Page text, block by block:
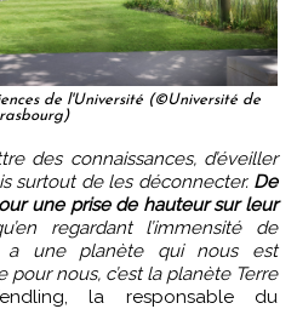
de l'Université (©Université de
surtout de les déconnecter. De
une prise de hauteur sur leur
regardant l’immensité de
a une planète qui nous est
nous, c’est la planète Terre
la responsable du